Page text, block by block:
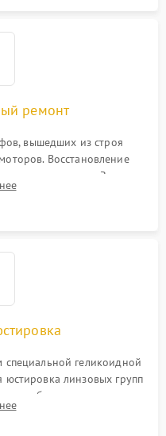
ремонт
вышедших из строя
Восстановление
зума. Замена
датчиков положения или
геликоидной
линзовых групп
для устранения